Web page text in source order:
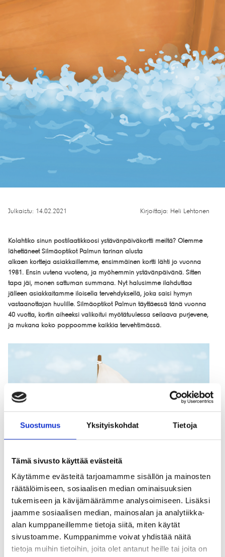
Suostumus Yksityiskohdat Tietoja
Tämä sivusto käyttää evästeitä
Käytämme evästeitä tarjoamamme sisällön ja mainosten
räätälöimiseen, sosiaalisen median ominaisuuksien
tukemiseen ja kävijämäärämme analysoimiseen. Lisäksi
jaamme sosiaalisen median, mainosalan ja analytiikka-
alan kumppaneillemme tietoja siitä, miten käytät
sivustoamme. Kumppanimme voivat yhdistää näitä
tietoja muihin tietoihin, joita olet antanut heille tai joita on
Julkaistu: 14.02.2021 Kirjoittaja: Heli Lehtonen
Kolahtiko sinun postilaatikkoosi ystävänpäiväkortti meiltä? Olemme
lähettäneet Silmäoptikot Palmun tarinan alusta
alkaen kortteja asiakkaillemme, ensimmäinen kortti lähti jo vuonna
1981. Ensin uutena vuotena, ja myöhemmin ystävänpäivänä. Sitten
tapa jäi, monen sattuman summana. Nyt halusimme ilahduttaa
jälleen asiakkaitamme iloisella tervehdyksellä, joka saisi hymyn
vastaanottajan huulille. Silmäoptikot Palmun täyttäessä tänä vuonna
40 vuotta, kortin aiheeksi valikoitui myötätuulessa seilaava purjevene,
ja mukana koko poppoomme kaikkia tervehtimässä.
Vuoden 2021 ystävänpäiväkortti